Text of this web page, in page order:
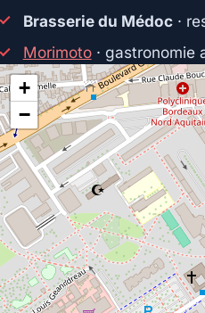
Brasserie du Médoc·
Morimoto· gastronomie
+
−